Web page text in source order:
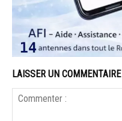
LAISSER UN COMMENTAIRE